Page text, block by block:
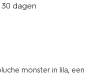
dagen
monster in lila, een